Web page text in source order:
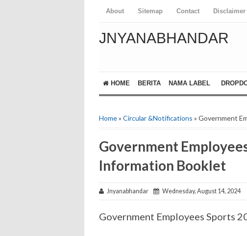
About Sitemap Contact Disclaimer
JNYANABHANDAR
HOME BERITA NAMA LABEL
Home» Circular &Notifications » Government
Government
Information Booklet
Jnyanabhandar Wednesday, August 14, 2024
Government Employees Sports